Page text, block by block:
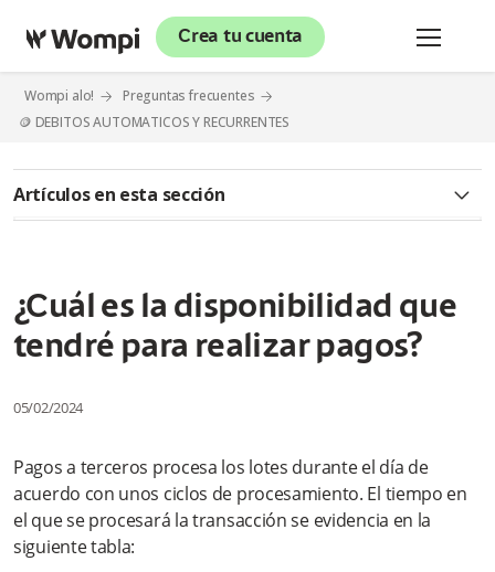
Crea tu cuenta
Wompi alo!
Preguntas frecuentes
🪙 DEBITOS AUTOMATICOS Y RECURRENTES
Artículos en esta sección
¿Cómo puedo solicitar la inactivación del Servicio de Pagos a
Terceros?
¿Por qué otros motivos me pueden cancelar definitivamente
¿A qué procesos de Wompi le aplica el Débito Automático?
¿Cómo visualizo un ajuste por Débito Automático en mi
cuenta?
¿Cuál es la disponibilidad que
tendré para realizar pagos?
05/02/2024
Pagos a terceros procesa los lotes durante el día de
acuerdo con unos ciclos de procesamiento. El tiempo en
el que se procesará la transacción se evidencia en la
siguiente tabla: